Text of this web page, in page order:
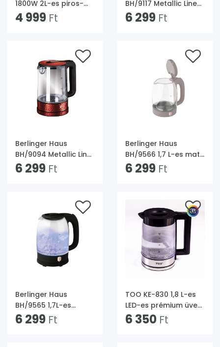
1800W 2L-es piros-
fekete elektromos
4 999 Ft
BH/9117 Metallic Line
Burgundy Edition 1,7L-
6 299 Ft
Berlinger Haus
BH/9094 Metallic Line
Burgundy Edition 1,7 L-
6 299 Ft
Berlinger Haus
BH/9566 1,7 L-es matt
taupe üveg vízforraló
6 299 Ft
Berlinger Haus
BH/9565 1,7L-es
fekete- rose gold
6 299 Ft
TOO KE-830 1,8 L-es
LED-es prémium üveg
vízforraló
6 350 Ft